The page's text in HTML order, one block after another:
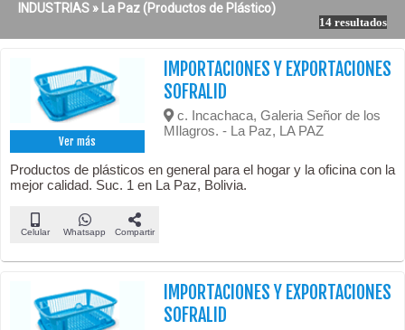
INDUSTRIAS » La Paz (Productos de Plástico)
14 resultados
Ver más
IMPORTACIONES Y EXPORTACIONES
SOFRALID
c. Incachaca, Galeria Señor de los
MIlagros. - La Paz, LA PAZ
Productos de plásticos en general para el hogar y la oficina con la
mejor calidad. Suc. 1 en La Paz, Bolivia.
Celular Whatsapp Compartir
IMPORTACIONES Y EXPORTACIONES
SOFRALID